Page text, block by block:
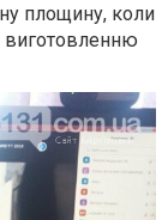
площину, коли
виготовленню